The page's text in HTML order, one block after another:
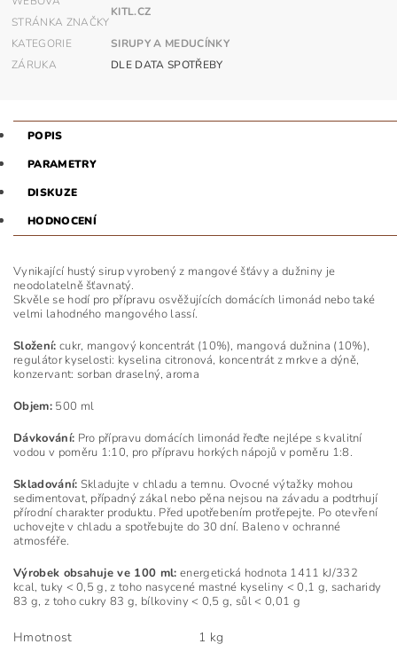
STRÁNKA ZNAČKY
KITL.CZ
KATEGORIE
SIRUPY A MEDUCÍNKY
ZÁRUKA
DLE DATA SPOTŘEBY
POPIS
PARAMETRY
DISKUZE
HODNOCENÍ
Vynikající hustý sirup vyrobený z mangové šťávy a dužniny je
neodolatelně šťavnatý.
Skvěle se hodí pro přípravu osvěžujících domácích limonád nebo také
velmi lahodného mangového lassí.
Složení: cukr, mangový koncentrát (10%), mangová dužnina (10%),
regulátor kyselosti: kyselina citronová, koncentrát z mrkve a dýně,
konzervant: sorban draselný, aroma
Objem:500 ml
Dávkování: Pro přípravu domácích limonád řeďte nejlépe s kvalitní
vodou v poměru 1:10, pro přípravu horkých nápojů v poměru 1:8.
Skladování: Skladujte v chladu a temnu. Ovocné výtažky mohou
sedimentovat, případný zákal nebo pěna nejsou na závadu a podtrhují
přírodní charakter produktu. Před upotřebením protřepejte. Po otevření
uchovejte v chladu a spotřebujte do 30 dní. Baleno v ochranné
atmosféře.
Výrobek obsahuje ve 100 ml: energetická hodnota 1411 kJ/332
kcal, tuky < 0,5 g, z toho nasycené mastné kyseliny < 0,1 g, sacharidy
83 g, z toho cukry 83 g, bílkoviny < 0,5 g, sůl < 0,01 g
Hmotnost 1 kg